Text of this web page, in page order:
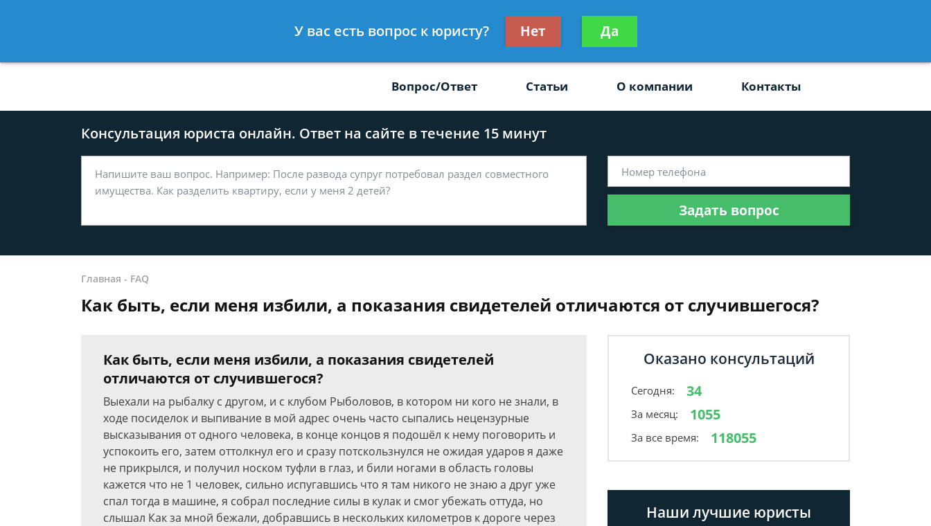
8 812 509-27-47
Получите консультацию
бесплатно
Вопрос/Ответ Статьи О компании Контакты
Консультация юриста онлайн. Ответ на сайте в течение 15 минут
Задать вопрос
Главная - FAQ
Как быть, если меня избили, а показания свидетелей отличаются от случившегося?
Как быть, если меня избили, а показания свидетелей
отличаются от случившегося?
Выехали на рыбалку с другом, и с клубом Рыболовов, в котором ни кого не знали, в
ходе посиделок и выпивание в мой адрес очень часто сыпались нецензурные
высказывания от одного человека, в конце концов я подошёл к нему поговорить и
успокоить его, затем оттолкнул его и сразу потскользнулся не ожидая ударов я даже
не прикрылся, и получил носком туфли в глаз, и били ногами в область головы
кажется что не 1 человек, сильно испугавшись что я там никого не знаю а друг уже
спал тогда в машине, я собрал последние силы в кулак и смог убежать оттуда, но
слышал Как за мной бежали, добравшись в нескольких километров к дороге через
Оказано консультаций
Сегодня: 34
За месяц: 1055
За все время: 118055
Наши лучшие юристы
У вас есть вопрос к юристу? Нет Да